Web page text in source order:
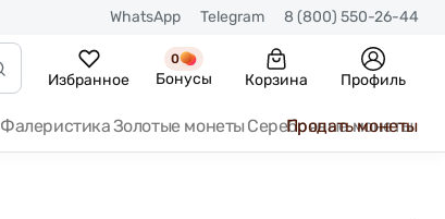
WhatsApp Telegram 8 (800) 550-26-44
Избранное
0
Бонусы Корзина Профиль
ФалеристикаЗолотые монеты Серебряные монеты
Продать монеты